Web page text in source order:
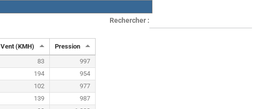
Rechercher :
Vent (KMH)
Pression
83
997
194
954
102
977
139
987